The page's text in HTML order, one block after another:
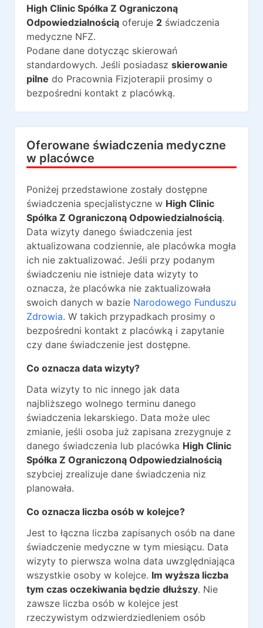
High Clinic Spółka Z Ograniczoną
Odpowiedzialnością oferuje 2 świadczenia
medyczne NFZ.
Podane dane dotycząc skierowań
standardowych. Jeśli posiadasz skierowanie
pilne do Pracownia Fizjoterapii prosimy o
bezpośredni kontakt z placówką.
Oferowane świadczenia medyczne
w placówce
Poniżej przedstawione zostały dostępne
świadczenia specjalistyczne w High Clinic
Spółka Z Ograniczoną Odpowiedzialnością.
Data wizyty danego świadczenia jest
aktualizowana codziennie, ale placówka mogła
ich nie zaktualizować. Jeśli przy podanym
świadczeniu nie istnieje data wizyty to
oznacza, że placówka nie zaktualizowała
swoich danych w bazie Narodowego Funduszu
Zdrowia. W takich przypadkach prosimy o
bezpośredni kontakt z placówką i zapytanie
czy dane świadczenie jest dostępne.
Co oznacza data wizyty?
Data wizyty to nic innego jak data
najbliższego wolnego terminu danego
świadczenia lekarskiego. Data może ulec
zmianie, jeśli osoba już zapisana zrezygnuje z
danego świadczenia lub placówka High Clinic
Spółka Z Ograniczoną Odpowiedzialnością
szybciej zrealizuje dane świadczenia niz
planowała.
Co oznacza liczba osób w kolejce?
Jest to łączna liczba zapisanych osób na dane
świadczenie medyczne w tym miesiącu. Data
wizyty to pierwsza wolna data uwzględniająca
wszystkie osoby w kolejce. Im wyższa liczba
tym czas oczekiwania będzie dłuższy. Nie
zawsze liczba osób w kolejce jest
rzeczywistym odzwierdziedleniem osób